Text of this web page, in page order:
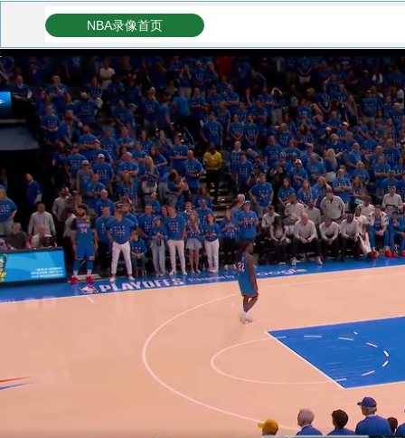
NBA录像首页